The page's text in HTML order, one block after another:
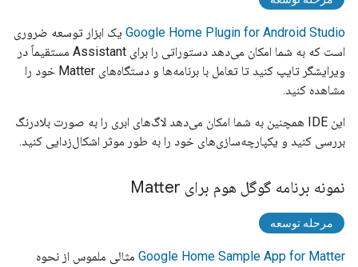
Google Home Plugin for Android Studio یک ابزار توسعه ضروری
است که به شما امکان می‌دهد دستوراتی را برای Assistant مستقیماً در
ویرایشگر تایپ کنید تا تعامل با برنامه‌ها و دستگاه‌های Matter خود را
مشاهده کنید.
این IDE همچنین به شما امکان می‌دهد لاگ‌های ابری را به صورت بلادرنگ
بررسی کنید و یکپارچه‌سازی‌های خود را به طور موثر اشکال‌زدایی کنید.
نمونه برنامه گوگل هوم برای Matter
مرحله توسعه
Google Home Sample App for Matter مثالی ملموس از نحوه